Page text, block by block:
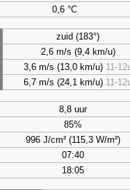
0,6 °C
zuid (183°)
2,6 m/s (9,4 km/u)
3,6 m/s (13,0 km/u) 11-
6,7 m/s (24,1 km/u) 11-
8,8 uur
85%
996 J/cm² (115,3 W/m²)
07:40
18:05